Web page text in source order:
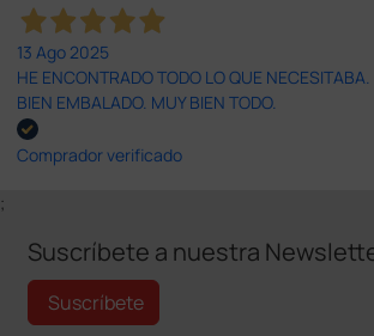
13 Ago 2025
HE ENCONTRADO TODO LO QUE NECESITABA.
BIEN EMBALADO. MUY BIEN TODO.
Comprador verificado
;
Suscríbete a nuestra
Suscríbete